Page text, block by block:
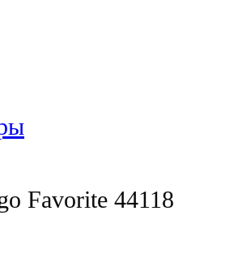
Favorite 44118